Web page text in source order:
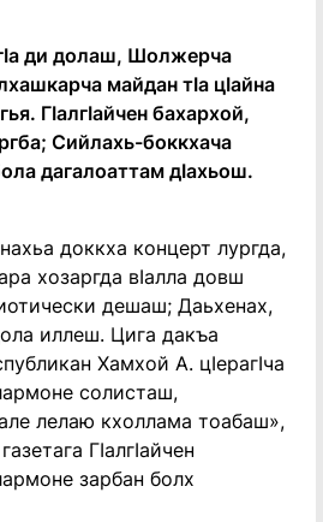
ди долаш, Шолжерча
майдан тӏа цӏайна
Гӏалгӏайчен бахархой,
Сийлахь-боккхача
дагалоаттам дӏахьош.
доккха концерт лургда,
хозаргда вӏалла довш
дешаш; Даьхенах,
иллеш. Цига дакъа
Хамхой А. цӏерагӏча
солисташ,
лелаю кхоллама тоабаш»,
Гӏалгӏайчен
зарбан болх